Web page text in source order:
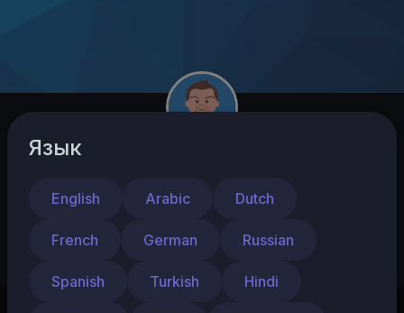
Подписаться
Язык
English Arabic Dutch
French German Russian
Spanish Turkish Hindi